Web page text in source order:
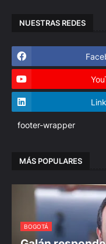
NUESTRAS REDES
footer-wrapper
MÁS POPULARES
BOGOTÁ